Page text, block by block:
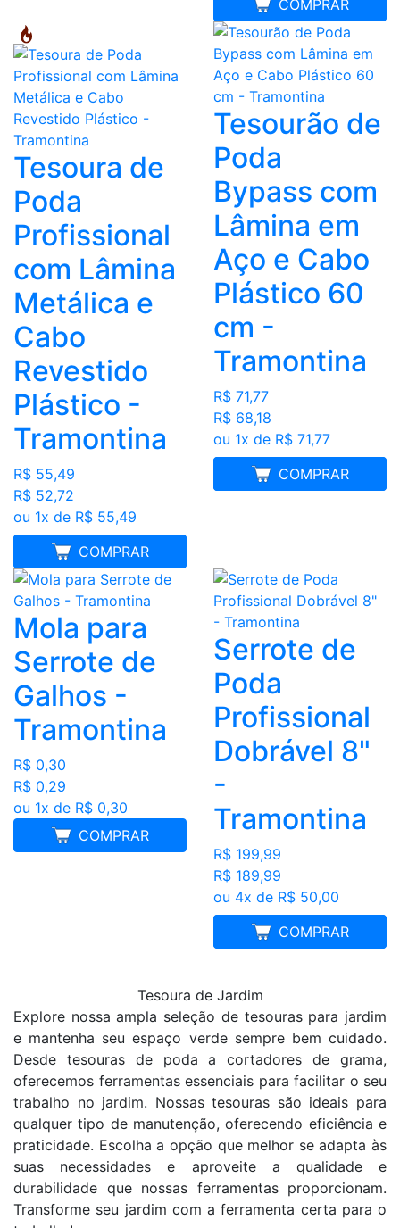
COMPRAR
MELHOR PREÇO
Tesoura de
Poda
Profissional
com Lâmina
Metálica e
Cabo
Revestido
Plástico -
Tramontina
R$ 55,49
R$ 52,72
ou 1x de R$ 55,49
COMPRAR
MELHOR PREÇO
Tesourão de
Poda
Bypass com
Lâmina em
Aço e Cabo
Plástico 60
cm -
Tramontina
R$ 71,77
R$ 68,18
ou 1x de R$ 71,77
COMPRAR
MELHOR PREÇO
Mola para
Serrote de
Galhos -
Tramontina
R$ 0,30
R$ 0,29
ou 1x de R$ 0,30
COMPRAR
Serrote de
Poda
Profissional
Dobrável 8"
-
Tramontina
R$ 199,99
R$ 189,99
ou 4x de R$ 50,00
COMPRAR
MELHOR PREÇO
Tesoura de Jardim
Explore nossa ampla seleção de tesouras para jardim
e mantenha seu espaço verde sempre bem cuidado.
Desde tesouras de poda a cortadores de grama,
oferecemos ferramentas essenciais para facilitar o seu
trabalho no jardim. Nossas tesouras são ideais para
qualquer tipo de manutenção, oferecendo eficiência e
praticidade. Escolha a opção que melhor se adapta às
suas necessidades e aproveite a qualidade e
durabilidade que nossas ferramentas proporcionam.
Transforme seu jardim com a ferramenta certa para o